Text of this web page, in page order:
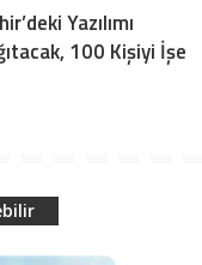
Yazılımı
100 Kişiyi İşe